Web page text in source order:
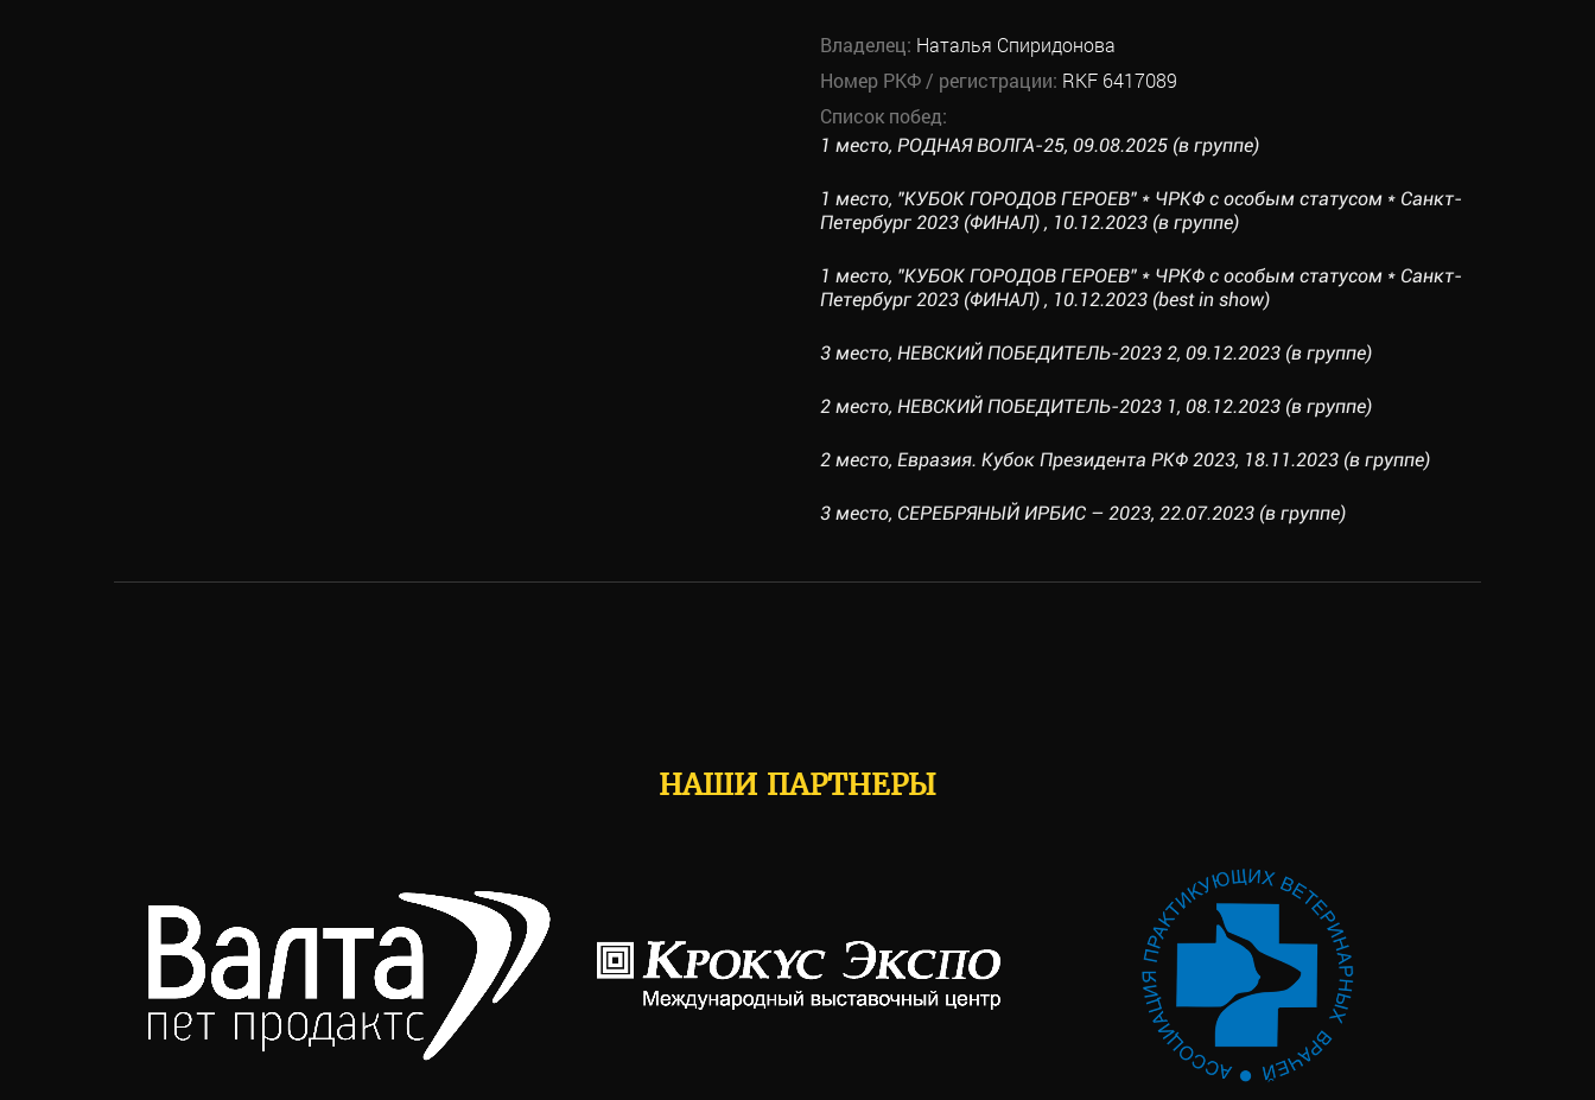
Владелец: Наталья Спиридонова
Номер РКФ / регистрации: RKF 6417089
Список побед:
1 место, РОДНАЯ ВОЛГА-25, 09.08.2025 (в группе)
1 место, "КУБОК ГОРОДОВ ГЕРОЕВ" * ЧРКФ с особым статусом * Санкт-
Петербург 2023 (ФИНАЛ) , 10.12.2023 (в группе)
1 место, "КУБОК ГОРОДОВ ГЕРОЕВ" * ЧРКФ с особым статусом * Санкт-
Петербург 2023 (ФИНАЛ) , 10.12.2023 (best in show)
3 место, НЕВСКИЙ ПОБЕДИТЕЛЬ-2023 2, 09.12.2023 (в группе)
2 место, НЕВСКИЙ ПОБЕДИТЕЛЬ-2023 1, 08.12.2023 (в группе)
2 место, Евразия. Кубок Президента РКФ 2023, 18.11.2023 (в группе)
3 место, СЕРЕБРЯНЫЙ ИРБИС – 2023, 22.07.2023 (в группе)
НАШИ ПАРТНЕРЫ